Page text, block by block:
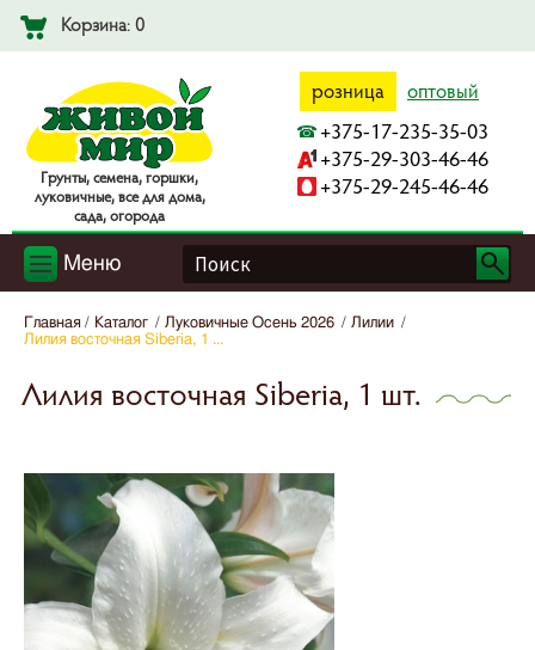
Корзина: 0
Гpyнты, ceмeнa, гopшки,
лyкoвичныe, вce для дoмa,
caдa, oгopoдa
розница оптовый
+375-17-235-35-03
+375-29-303-46-46
+375-29-245-46-46
Меню
Главная Каталог Луковичные Осень 2026
Лилии
Лилия восточная Siberia, 1 ...
Лилия восточная Siberia, 1 шт.